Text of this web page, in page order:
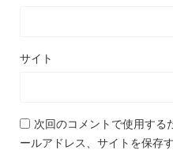
サイト
次回のコメントで使用する
ールアドレス、サイトを保存す